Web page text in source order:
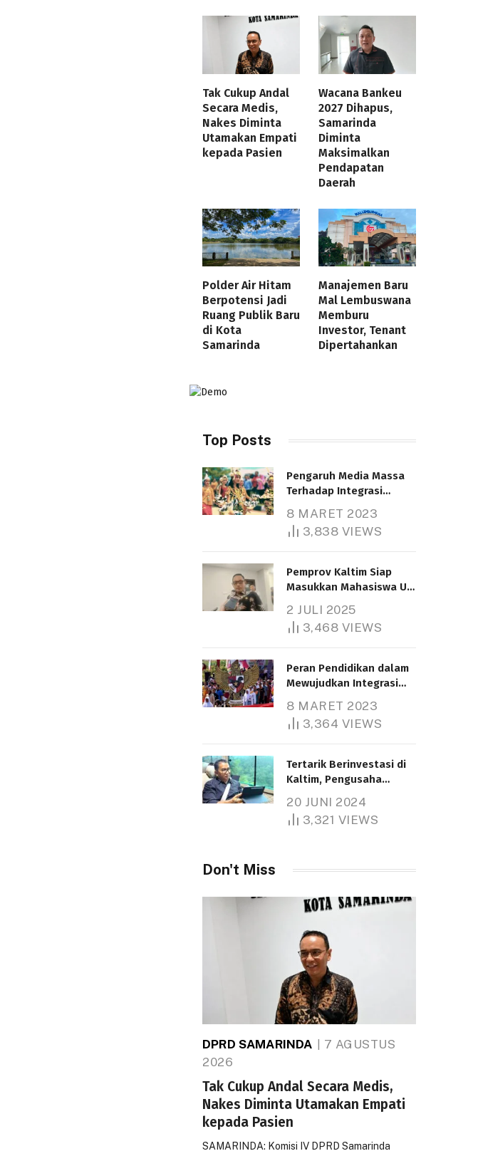
Tak Cukup Andal
Secara Medis,
Nakes Diminta
Utamakan Empati
kepada Pasien
Wacana Bankeu
2027 Dihapus,
Samarinda
Diminta
Maksimalkan
Pendapatan
Daerah
Polder Air Hitam
Berpotensi Jadi
Ruang Publik Baru
di Kota
Samarinda
Manajemen Baru
Mal Lembuswana
Memburu
Investor, Tenant
Dipertahankan
Top Posts
Pengaruh Media Massa
Terhadap Integrasi
8 MARET 2023
3,838 VIEWS
Pemprov Kaltim Siap
Masukkan Mahasiswa UT
Bantuan Pendidikan
Gratispol
2 JULI 2025
3,468 VIEWS
Peran Pendidikan dalam
Mewujudkan Integrasi
8 MARET 2023
3,364 VIEWS
Tertarik Berinvestasi di
Kaltim, Pengusaha
1.000 Hektare
20 JUNI 2024
3,321 VIEWS
Don't Miss
DPRD SAMARINDA
7 AGUSTUS
2026
Tak Cukup Andal Secara Medis,
Nakes Diminta Utamakan Empati
kepada Pasien
SAMARINDA: Komisi IV DPRD Samarinda